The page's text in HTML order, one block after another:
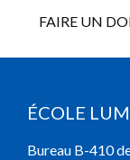
FAIRE UN
ÉCOLE
Bureau B-410